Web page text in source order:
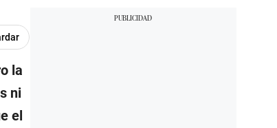
la
ni
el